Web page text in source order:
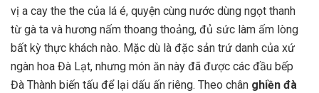
vị a cay the the của lá é, quyện cùng nước dùng ngọt thanh
từ gà ta và hương nấm thoang thoảng, đủ sức làm ấm lòng
bất kỳ thực khách nào. Mặc dù là đặc sản trứ danh của xứ
ngàn hoa Đà Lạt, nhưng món ăn này đã được các đầu bếp
Đà Thành biến tấu để lại dấu ấn riêng. Theo chân ghiền đà